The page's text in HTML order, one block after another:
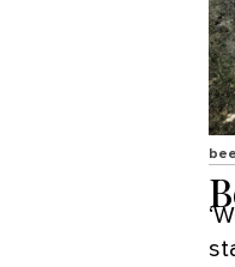
‘We willen niet klagen hoor, maar wat is het droog! Iedere avond